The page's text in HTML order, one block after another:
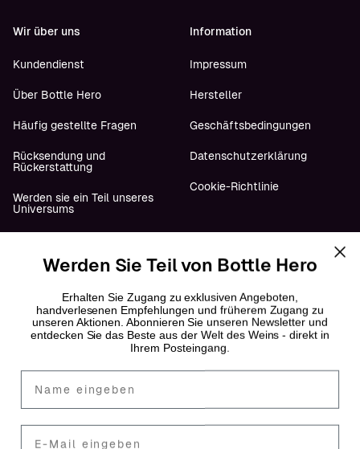
Wir über uns
Kundendienst
Über Bottle Hero
Häufig gestellte Fragen
Rücksendung und
Rückerstattung
Werden sie ein Teil unseres
Universums
Information
Impressum
Hersteller
Geschäftsbedingungen
Datenschutzerklärung
Cookie-Richtlinie
Folge uns
Instagram
LinkedIn
Werden Sie Teil von Bottle Hero
Erhalten Sie Zugang zu exklusiven Angeboten,
handverlesenen Empfehlungen und früherem Zugang zu
unseren Aktionen. Abonnieren Sie unseren Newsletter und
entdecken Sie das Beste aus der Welt des Weins - direkt in
Ihrem Posteingang.
Fornavn